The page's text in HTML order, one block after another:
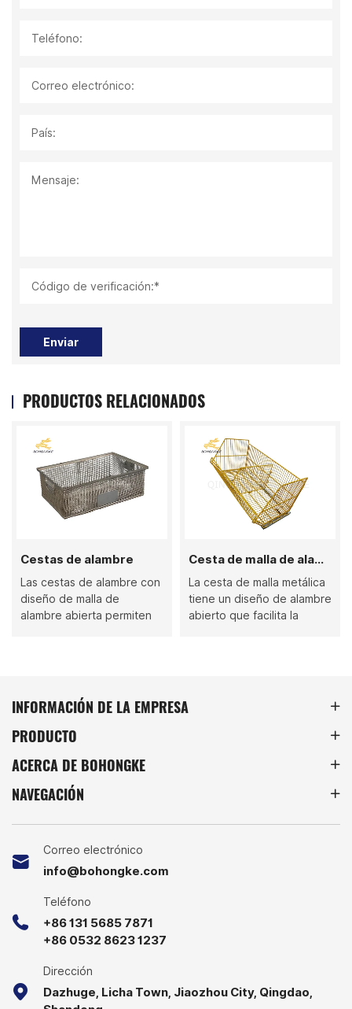
Teléfono:
Correo electrónico:
País:
Mensaje:
Código de verificación:*
Enviar
PRODUCTOS RELACIONADOS
Cestas de alambre
Las cestas de alambre con
diseño de malla de
alambre abierta permiten
y otros entornos
industriales.
Cesta de malla de alambre de metal
La cesta de malla metálica
tiene un diseño de alambre
abierto que facilita la
INFORMACIÓN DE LA EMPRESA
PRODUCTO
ACERCA DE BOHONGKE
NAVEGACIÓN
Correo electrónico
info@bohongke.com
Teléfono
+86 131 5685 7871
+86 0532 8623 1237
Dirección
Dazhuge, Licha Town, Jiaozhou City, Qingdao,